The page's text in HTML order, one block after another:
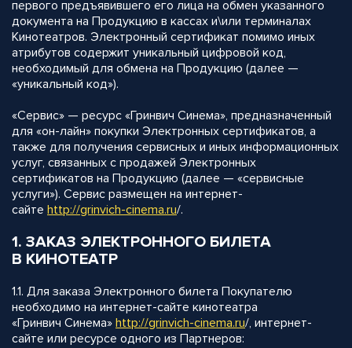
первого предъявившего его лица на обмен указанного
документа на Продукцию в кассах и\или терминалах
Кинотеатров. Электронный сертификат помимо иных
атрибутов содержит уникальный цифровой код,
необходимый для обмена на Продукцию (далее —
«уникальный код»).
«Сервис» — ресурс «Гринвич Синема», предназначенный
для «он-лайн» покупки Электронных сертификатов, а
также для получения сервисных и иных информационных
услуг, связанных с продажей Электронных
сертификатов на Продукцию (далее — «сервисные
услуги»). Сервис размещен на интернет-
сайте http://grinvich-cinema.ru/.
1. ЗАКАЗ ЭЛЕКТРОННОГО БИЛЕТА
В КИНОТЕАТР
1.1. Для заказа Электронного билета Покупателю
необходимо на интернет-сайте кинотеатра
«Гринвич Синема» http://grinvich-cinema.ru/, интернет-
сайте или ресурсе одного из Партнеров: